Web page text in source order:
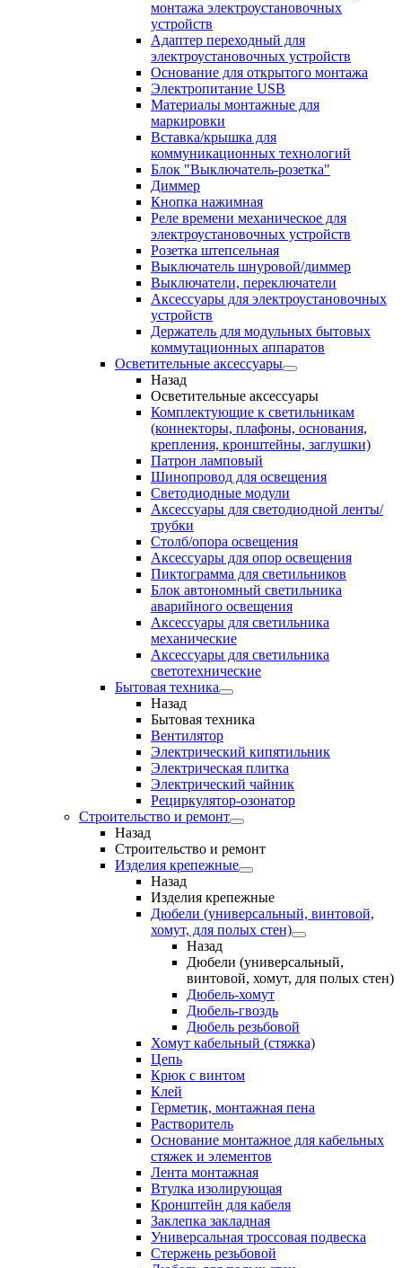
монтажа электроустановочных
устройств
Адаптер переходный для
электроустановочных устройств
Основание для открытого монтажа
Электропитание USB
Материалы монтажные для
маркировки
Вставка/крышка для
коммуникационных технологий
Блок "Выключатель-розетка"
Диммер
Кнопка нажимная
Реле времени механическое для
электроустановочных устройств
Розетка штепсельная
Выключатель шнуровой/диммер
Выключатели, переключатели
Аксессуары для электроустановочных
устройств
Держатель для модульных бытовых
коммутационных аппаратов
Осветительные аксессуары
Назад
Осветительные аксессуары
Комплектующие к светильникам
(коннекторы, плафоны, основания,
крепления, кронштейны, заглушки)
Патрон ламповый
Шинопровод для освещения
Светодиодные модули
Аксессуары для светодиодной ленты/
трубки
Столб/опора освещения
Аксессуары для опор освещения
Пиктограмма для светильников
Блок автономный светильника
аварийного освещения
Аксессуары для светильника
механические
Аксессуары для светильника
светотехнические
Бытовая техника
Назад
Бытовая техника
Вентилятор
Электрический кипятильник
Электрическая плитка
Электрический чайник
Рециркулятор-озонатор
Строительство и ремонт
Назад
Строительство и ремонт
Изделия крепежные
Назад
Изделия крепежные
Дюбели (универсальный, винтовой,
хомут, для полых стен)
Назад
Дюбели (универсальный,
винтовой, хомут, для полых стен)
Дюбель-хомут
Дюбель-гвоздь
Дюбель резьбовой
Хомут кабельный (стяжка)
Цепь
Крюк с винтом
Клей
Герметик, монтажная пена
Растворитель
Основание монтажное для кабельных
стяжек и элементов
Лента монтажная
Втулка изолирующая
Кронштейн для кабеля
Заклепка закладная
Универсальная троссовая подвеска
Стержень резьбовой